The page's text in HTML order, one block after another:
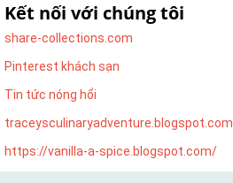
Kết nối với chúng tôi
share-collections.com
Pinterest khách sạn
Tin tức nóng hổi
traceysculinaryadventure.blogspot.com
https://vanilla-a-spice.blogspot.com/